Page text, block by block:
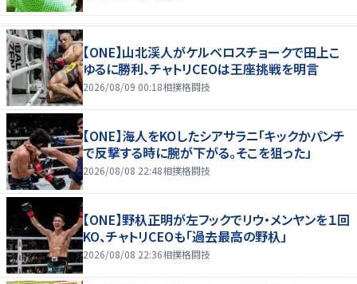
【ONE】山北渓人がケルベロスチョークで田上こ
ゆるに勝利、チャトリCEOは王座挑戦を明言
2026/08/09 00:18相撲格闘技
【ONE】海人をKOしたシアサラニ「キックかパンチ
で反撃する時に腕が下がる。そこを狙った」
2026/08/08 22:48相撲格闘技
【ONE】野杁正明が左フックでリウ・メンヤンを１回
KO、チャトリCEOも「過去最高の野杁」
2026/08/08 22:36相撲格闘技